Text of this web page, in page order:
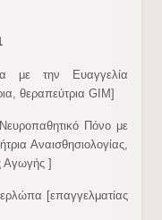
με την Ευαγγελία
θεραπεύτρια GIM]
Πόνο με
Αναισθησιολογίας,
Αγωγής ]
[επαγγελματίας